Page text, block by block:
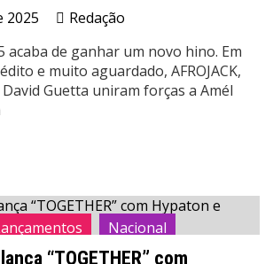
2025
Redação
acaba de ganhar um novo hino. Em
e muito aguardado, AFROJACK,
Guetta uniram forças a Amél
Nacional
“TOGETHER” com